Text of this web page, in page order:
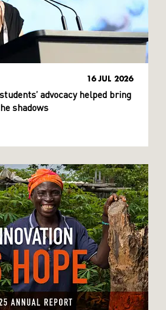
16 JUL 2026
advocacy helped bring
shadows